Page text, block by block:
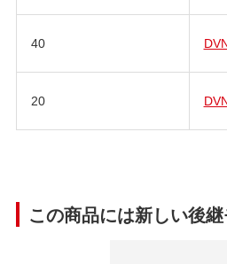
40
20
この商品には新しい後